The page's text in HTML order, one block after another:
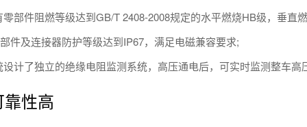
部件阻燃等级达到GB/T 2408-2008规定的水平燃烧HB级，垂直
件及连接器防护等级达到IP67，满足电磁兼容要求;
设计了独立的绝缘电阻监测系统，高压通电后，可实时监测整车
性高